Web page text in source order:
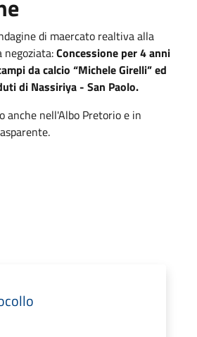
di maercato realtiva alla
negoziata:Concessione per 4 anni
da calcio “Michele Girelli” ed
di Nassiriya - San Paolo.
anche nell'Albo Pretorio e in